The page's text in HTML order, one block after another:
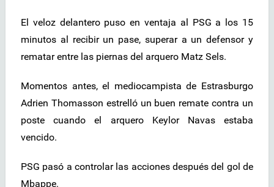
El veloz delantero puso en ventaja al PSG a los 15
minutos al recibir un pase, superar a un defensor y
rematar entre las piernas del arquero Matz Sels.
Momentos antes, el mediocampista de Estrasburgo
Adrien Thomasson estrelló un buen remate contra un
poste cuando el arquero Keylor Navas estaba
vencido.
PSG pasó a controlar las acciones después del gol de
Mbappe.